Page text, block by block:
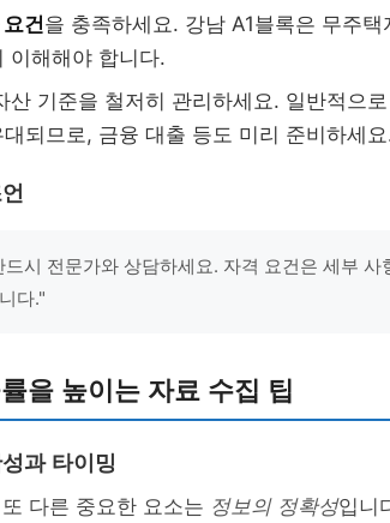
건을 충족하세요. 강남 A1블록은 무주
이해해야 합니다.
산 기준을 철저히 관리하세요. 일반적으
되므로, 금융 대출 등도 미리 준비하세
드시 전문가와 상담하세요. 자격 요건은 세부
다."
을 높이는 자료 수집 팁
과 타이밍
다른 중요한 요소는 정보의 정확성입니